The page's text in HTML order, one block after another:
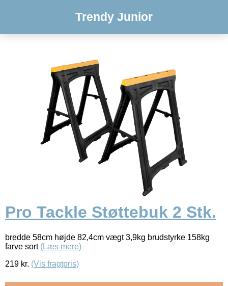
Trendy Junior
Pro Tackle Støttebuk 2 Stk.
bredde 58cm højde 82,4cm vægt 3,9kg brudstyrke 158kg
farve sort (Læs mere)
219 kr. (Vis fragtpris)